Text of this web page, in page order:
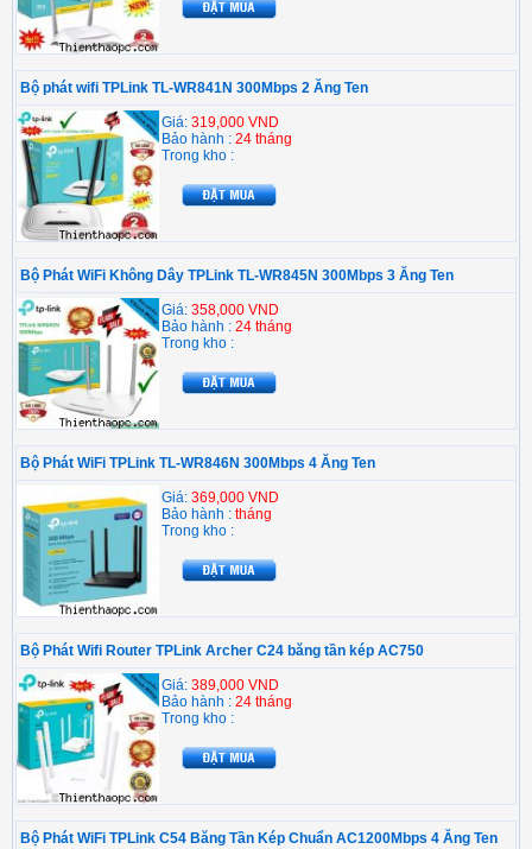
Bộ phát wifi TPLink TL-WR841N 300Mbps 2 Ăng Ten
Giá: 319,000 VND
Bảo hành : 24 tháng
Trong kho :
Bộ Phát WiFi Không Dây TPLink TL-WR845N 300Mbps 3 Ăng Ten
Giá: 358,000 VND
Bảo hành : 24 tháng
Trong kho :
Bộ Phát WiFi TPLink TL-WR846N 300Mbps 4 Ăng Ten
Giá: 369,000 VND
Bảo hành : tháng
Trong kho :
Bộ Phát Wifi Router TPLink Archer C24 băng tần kép AC750
Giá: 389,000 VND
Bảo hành : 24 tháng
Trong kho :
Bộ Phát WiFi TPLink C54 Băng Tần Kép Chuẩn AC1200Mbps 4 Ăng Ten